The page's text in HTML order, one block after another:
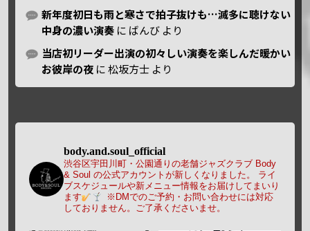
新年度初日も雨と寒さで拍子抜けも…滅多に聴けない
中身の濃い演奏 に ばんび より
当店初リーダー出演の初々しい演奏を楽しんだ暖かい
お彼岸の夜 に松坂方士 より
body.and.soul_official
渋谷区宇田川町・公園通りの老舗ジャズクラブ Body
& Soul の公式アカウントが新しくなりました。
ライ
ブスケジュールや新メニュー情報をお届けしてまいり
ます
※DMでのご予約・お問い合わせには対応
しておりません。ご了承くださいませ。